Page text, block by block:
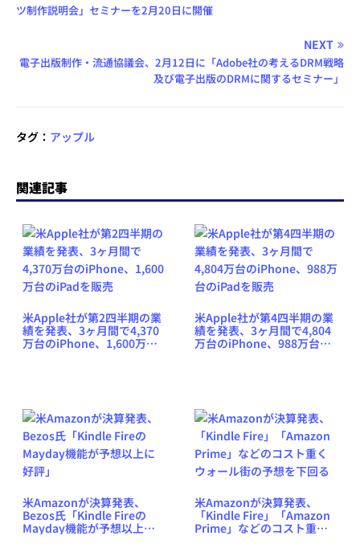
ツ制作説明会」セミナーを2月20日に開催
NEXT
電子出版制作・流通協議会、2月12日に「Adobe社の考えるDRM戦略
及び電子出版のDRMに関するセミナー」
タグ： アップル
関連記事
米Apple社が第2四半期の業
績を発表、3ヶ月間で4,370
万台のiPhone、1,600万台
米Apple社が第4四半期の業
績を発表、3ヶ月間で4,804
万台のiPhone、988万台の
米Amazonが決算発表、
Bezos氏「Kindle Fireの
Mayday機能が予想以上に
米Amazonが決算発表、
「Kindle Fire」「Amazon
Prime」などのコスト重く